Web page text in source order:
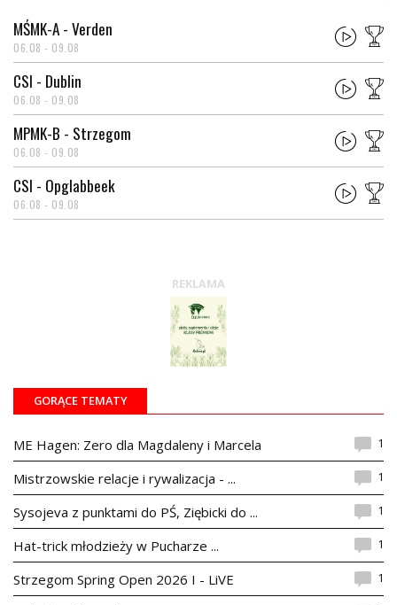
MŚMK-A - Verden
06.08 - 09.08
CSI - Dublin
06.08 - 09.08
MPMK-B - Strzegom
06.08 - 09.08
CSI - Opglabbeek
06.08 - 09.08
REKLAMA
GORĄCE TEMATY
ME Hagen: Zero dla Magdaleny i Marcela 1
Mistrzowskie relacje i rywalizacja - ... 1
Sysojeva z punktami do PŚ, Ziębicki do ... 1
Hat-trick młodzieży w Pucharze ... 1
Strzegom Spring Open 2026 I - LiVE 1